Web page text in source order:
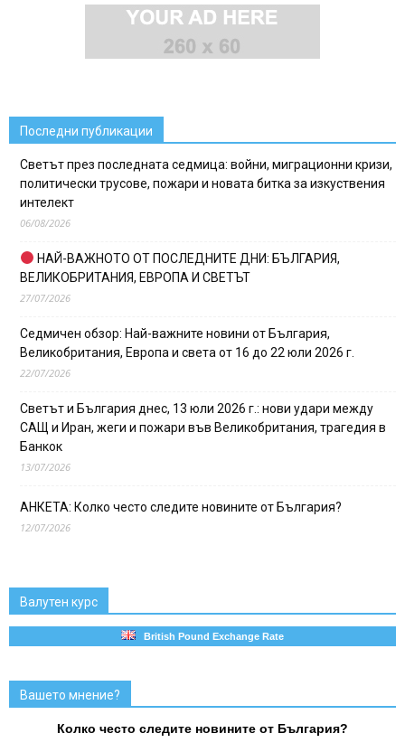
Последни публикации
Светът през последната седмица: войни, миграционни кризи,
политически трусове, пожари и новата битка за изкуствения
интелект
06/08/2026
НАЙ-ВАЖНОТО ОТ ПОСЛЕДНИТЕ ДНИ: БЪЛГАРИЯ,
ВЕЛИКОБРИТАНИЯ, ЕВРОПА И СВЕТЪТ
27/07/2026
Седмичен обзор: Най-важните новини от България,
Великобритания, Европа и света от 16 до 22 юли 2026 г.
22/07/2026
Светът и България днес, 13 юли 2026 г.: нови удари между
САЩ и Иран, жеги и пожари във Великобритания, трагедия в
Банкок
13/07/2026
АНКЕТА: Колко често следите новините от България?
12/07/2026
Валутен курс
British Pound Exchange Rate
Вашето мнение?
Колко често следите новините от България?